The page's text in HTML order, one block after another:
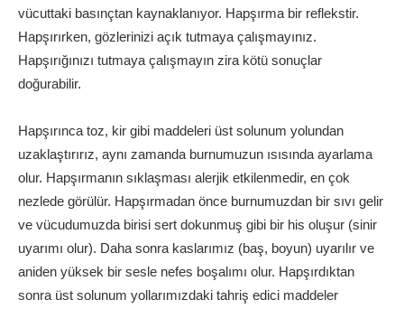
vücuttaki basınçtan kaynaklanıyor. Hapşırma bir reflekstir.
Hapşırırken, gözlerinizi açık tutmaya çalışmayınız.
Hapşırığınızı tutmaya çalışmayın zira kötü sonuçlar
doğurabilir.
Hapşırınca toz, kir gibi maddeleri üst solunum yolundan
uzaklaştırırız, aynı zamanda burnumuzun ısısında ayarlama
olur. Hapşırmanın sıklaşması alerjik etkilenmedir, en çok
nezlede görülür. Hapşırmadan önce burnumuzdan bir sıvı gelir
ve vücudumuzda birisi sert dokunmuş gibi bir his oluşur (sinir
uyarımı olur). Daha sonra kaslarımız (baş, boyun) uyarılır ve
aniden yüksek bir sesle nefes boşalımı olur. Hapşırdıktan
sonra üst solunum yollarımızdaki tahriş edici maddeler